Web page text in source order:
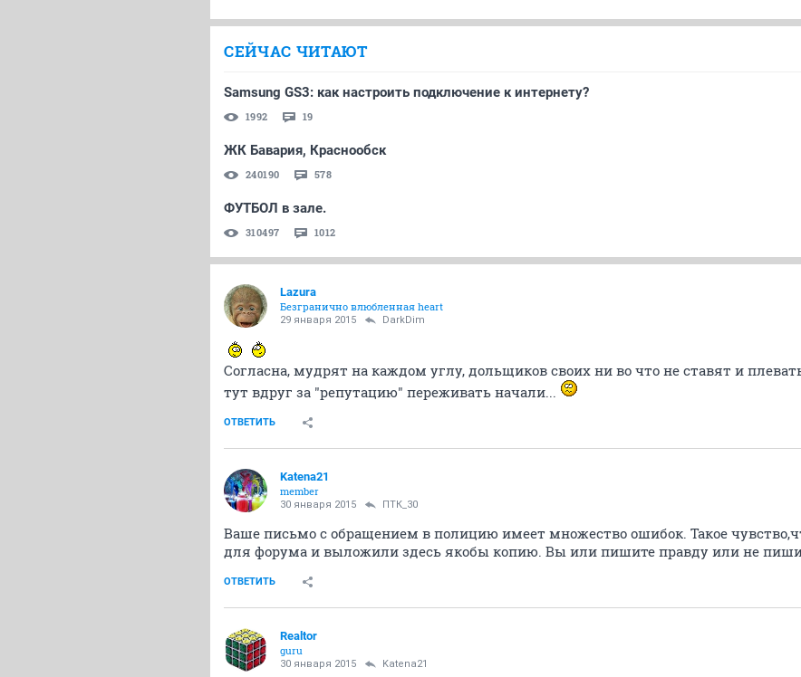
СЕЙЧАС ЧИТАЮТ
Samsung GS3: как настроить подключение к интернету?
1992 19
ЖК Бавария, Краснообск
240190 578
ФУТБОЛ в зале.
310497 1012
Lazura
Безгранично влюбленная heart
29 января 2015 DarkDim
Согласна, мудрят на каждом углу, дольщиков своих ни во что не ставят и
тут вдруг за "репутацию" переживать начали...
ОТВЕТИТЬ
Katena21
member
30 января 2015 ПТК_30
Ваше письмо с обращением в полицию имеет множество ошибок. Такое
для форума и выложили здесь якобы копию. Вы или пишите правду или не
ОТВЕТИТЬ
Realtor
guru
30 января 2015 Katena21